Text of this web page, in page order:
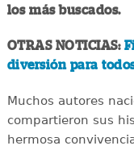
los más buscados.
OTRAS NOTICIAS:
diversión para
Muchos autores
compartieron sus
hermosa